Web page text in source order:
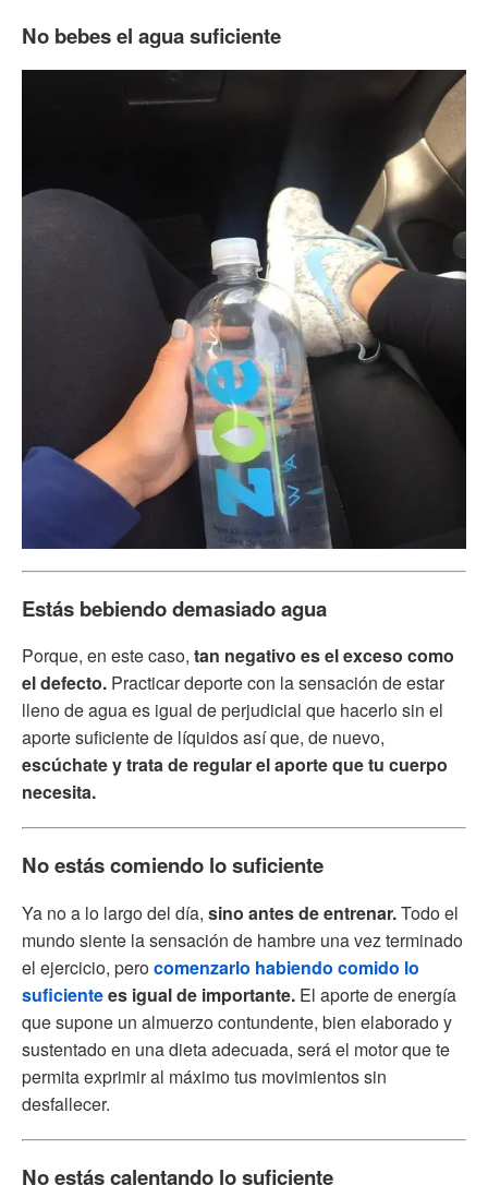
No bebes el agua suficiente
Estás bebiendo demasiado agua
Porque, en este caso, tan negativo es el exceso como
el defecto. Practicar deporte con la sensación de estar
lleno de agua es igual de perjudicial que hacerlo sin el
aporte suficiente de líquidos así que, de nuevo,
escúchate y trata de regular el aporte que tu cuerpo
necesita.
No estás comiendo lo suficiente
Ya no a lo largo del día, sino antes de entrenar.Todo el
mundo siente la sensación de hambre una vez terminado
el ejercicio, perocomenzarlo habiendo comido lo
suficientees igual de importante. El aporte de energía
que supone un almuerzo contundente, bien elaborado y
sustentado en una dieta adecuada, será el motor que te
permita exprimir al máximo tus movimientos sin
desfallecer.
No estás calentando lo suficiente